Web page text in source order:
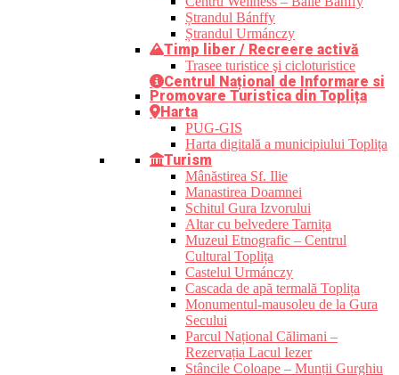
Ștrandul Bánffy
Ștrandul Urmánczy
Timp liber / Recreere activă
Trasee turistice şi cicloturistice
Centrul Național de Informare si
Promovare Turistica din Toplița
Harta
PUG-GIS
Harta digitală a municipiului Toplița
Turism
Mânăstirea Sf. Ilie
Manastirea Doamnei
Schitul Gura Izvorului
Altar cu belvedere Tarnița
Muzeul Etnografic – Centrul
Cultural Toplița
Castelul Urmánczy
Cascada de apă termală Toplița
Monumentul-mausoleu de la Gura
Secului
Parcul Național Călimani –
Rezervația Lacul Iezer
Stâncile Coloape – Munții Gurghiu